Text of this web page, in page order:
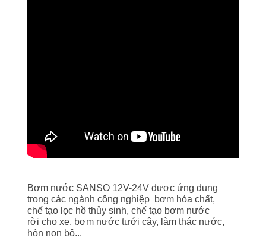
Bơm nước SANSO 12V-24V được ứng dụng
trong các ngành công nghiệp bơm hóa chất,
chế tạo lọc hồ thủy sinh, chế tạo bơm nước
rời cho xe, bơm nước tưới cây, làm thác nước,
hòn non bộ...